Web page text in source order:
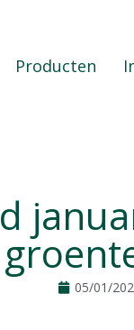
Producten
05/01/